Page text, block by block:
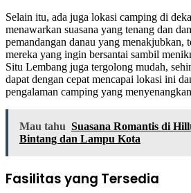
Selain itu, ada juga lokasi camping di
menawarkan suasana yang tenang dan
pemandangan danau yang menakjubkan,
mereka yang ingin bersantai sambil
Situ Lembang juga tergolong mudah,
dapat dengan cepat mencapai lokasi ini
pengalaman camping yang
Mau tahu Suasana Romantis di
Bintang dan Lampu Kota
Fasilitas yang Tersedia